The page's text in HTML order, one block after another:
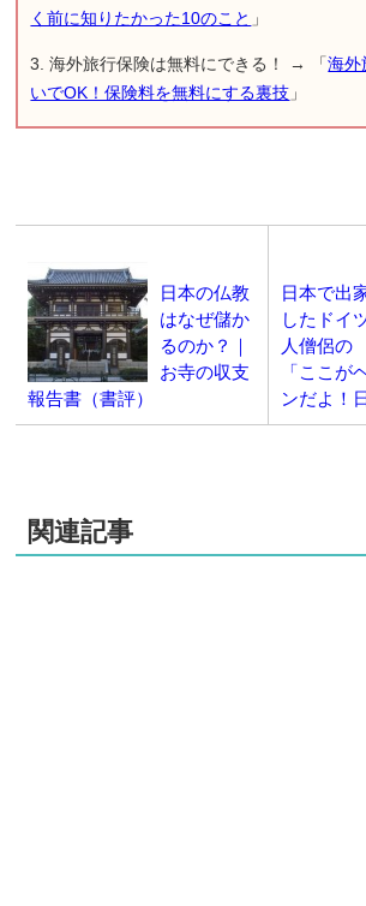
く前に知りたかった10のこと 」
3. 海外旅行保険は無料にできる！ → 「海外
いでOK！保険料を無料にする裏技 」
日本の仏教
はなぜ儲か
るのか？｜
お寺の収支
報告書（書評）
日本で出
したドイ
人僧侶の
「ここが
ンだよ！
関連記事